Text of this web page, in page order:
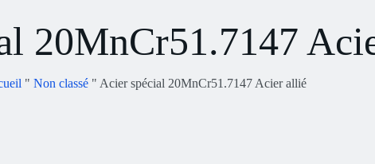
20MnCr51.7147
" Non classé" Acier spécial 20MnCr51.7147 Acier allié